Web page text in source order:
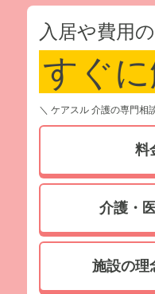
入居や費用
すぐ
＼ ケアスル 介護の専門相
料
介護・
施設の理